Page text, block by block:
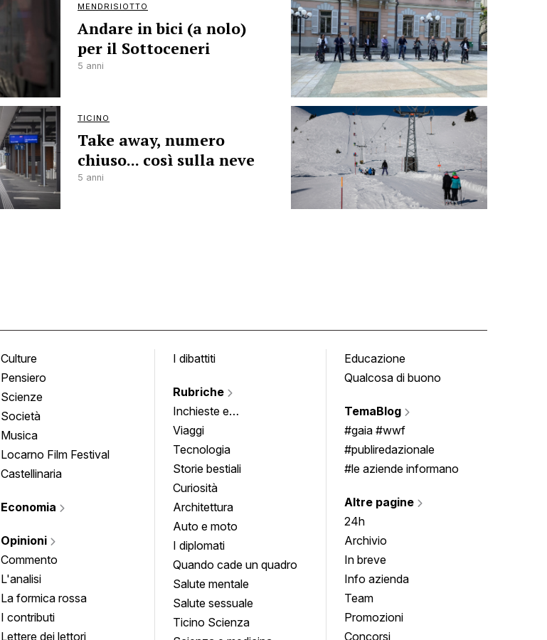
MENDRISIOTTO
Andare in bici (a nolo)
per il Sottoceneri
5 anni
TICINO
Take away, numero
chiuso... così sulla neve
5 anni
Culture
Pensiero
Scienze
Società
Musica
Locarno Film Festival
Castellinaria
Economia
Opinioni
Commento
L'analisi
La formica rossa
I contributi
Lettere dei lettori
I dibattiti
Rubriche
Inchieste e
approfondimenti
Viaggi
Tecnologia
Storie bestiali
Curiosità
Architettura
Auto e moto
I diplomati
Quando cade un quadro
Salute mentale
Salute sessuale
Ticino Scienza
Educazione
Qualcosa di buono
TemaBlog
#gaia #wwf
#publiredazionale
#le aziende informano
Altre pagine
24h
Archivio
In breve
Info azienda
Team
Promozioni
Concorsi